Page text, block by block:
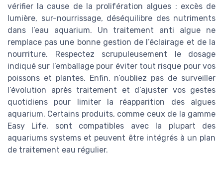
vérifier la cause de la prolifération algues : excès de
lumière, sur-nourrissage, déséquilibre des nutriments
dans l’eau aquarium. Un traitement anti algue ne
remplace pas une bonne gestion de l’éclairage et de la
nourriture. Respectez scrupuleusement le dosage
indiqué sur l’emballage pour éviter tout risque pour vos
poissons et plantes. Enfin, n’oubliez pas de surveiller
l’évolution après traitement et d’ajuster vos gestes
quotidiens pour limiter la réapparition des algues
aquarium. Certains produits, comme ceux de la gamme
Easy Life, sont compatibles avec la plupart des
aquariums systems et peuvent être intégrés à un plan
de traitement eau régulier.